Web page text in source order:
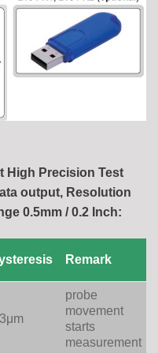
High Precision Test
output, Resolution
0.5mm / 0.2 Inch:
Remark
probe
movement
starts
measurement